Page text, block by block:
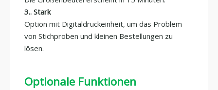
3.. Stark
Option mit Digitaldruckeinheit, um das Problem
von Stichproben und kleinen Bestellungen zu
lösen.
Optionale Funktionen